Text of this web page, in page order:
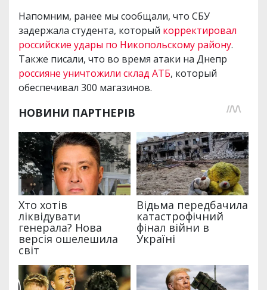
Напомним, ранее мы сообщали, что СБУ
задержала студента, который корректировал
российские удары по Никопольскому району.
Также писали, что во время атаки на Днепр
россияне уничтожили склад АТБ, который
обеспечивал 300 магазинов.